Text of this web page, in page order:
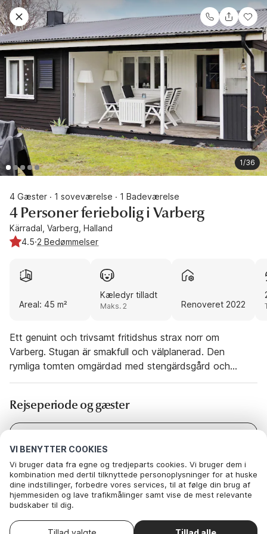
VI BENYTTER COOKIES
Vi bruger data fra egne og tredjeparts cookies. Vi bruger dem i
kombination med dertil tilknyttede personoplysninger for at huske
dine indstillinger, forbedre vores services, til at følge din brug af
hjemmesiden og lave trafikmålinger samt vise de mest relevante
budskaber til dig.
hvilke af vores valgfrie cookies du vil acceptere.
1/36
4 Gæster · 1 soveværelse · 1 Badeværelse
4 Personer feriebolig i Varberg
Kärradal, Varberg, Halland
4.5·2 Bedømmelser
Areal: 45 m²
Kæledyr tilladt
Maks. 2 Renoveret 2022
Ett genuint och trivsamt fritidshus strax norr om
Varberg. Stugan är smakfull och välplanerad. Den
rymliga tomten omgärdad med stengärdsgård och
skuggande träd. Stugan ligger högt i ett mindre
Kärradal. Här finns både sandstrand och klippbad med
brygga och badstege. Vid stranden ligger en populär
altan under tak med matbord och grill. Köket har all
utrustning ni kan behöva. I husets centrum finns ett
vardagsrum med soffgrupp och TV och en matplats. En
charmig sovalkov avdelad med väggdel och draperi,
rymmer en dubbelsäng. Ett mindre sovrum har en
våningssäng med 120cm i nedre sängen. Badrummet har
Rejseperiode og gæster
Gæster 2 Gæster
Vælg ankomstdato